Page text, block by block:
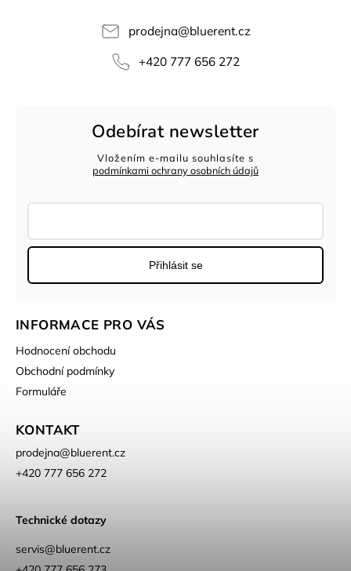
prodejna@bluerent.cz
+420 777 656 272
Odebírat newsletter
Vložením e-mailu souhlasíte s
podmínkami ochrany osobních údajů
Přihlásit se
INFORMACE PRO VÁS
Hodnocení obchodu
Obchodní podmínky
Formuláře
KONTAKT
prodejna@bluerent.cz
+420 777 656 272
Technické dotazy
servis@bluerent.cz